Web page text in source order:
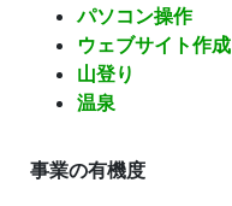
パソコン操作
ウェブサイト作成
山登り
温泉
事業の有機度